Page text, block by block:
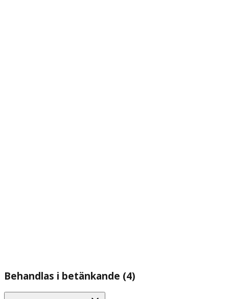
Behandlas i betänkande (4)